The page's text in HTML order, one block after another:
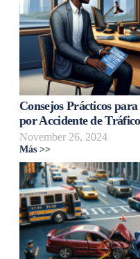
Consejos Prácticos
por Accidente de Tráfico
November 26, 2024
Más >>